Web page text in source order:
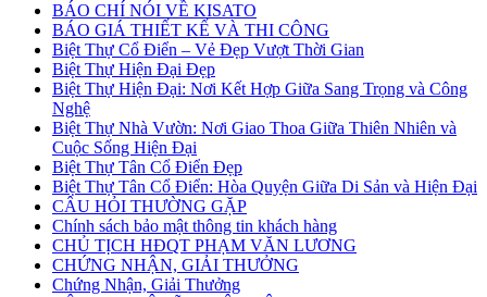
BÁO CHÍ NÓI VỀ KISATO
BÁO GIÁ THIẾT KẾ VÀ THI CÔNG
Biệt Thự Cổ Điển – Vẻ Đẹp Vượt Thời Gian
Biệt Thự Hiện Đại Đẹp
Biệt Thự Hiện Đại: Nơi Kết Hợp Giữa Sang Trọng và Công
Nghệ
Biệt Thự Nhà Vườn: Nơi Giao Thoa Giữa Thiên Nhiên và
Cuộc Sống Hiện Đại
Biệt Thự Tân Cổ Điển Đẹp
Biệt Thự Tân Cổ Điển: Hòa Quyện Giữa Di Sản và Hiện Đại
CÂU HỎI THƯỜNG GẶP
Chính sách bảo mật thông tin khách hàng
CHỦ TỊCH HĐQT PHẠM VĂN LƯƠNG
CHỨNG NHẬN, GIẢI THƯỞNG
Chứng Nhận, Giải Thưởng